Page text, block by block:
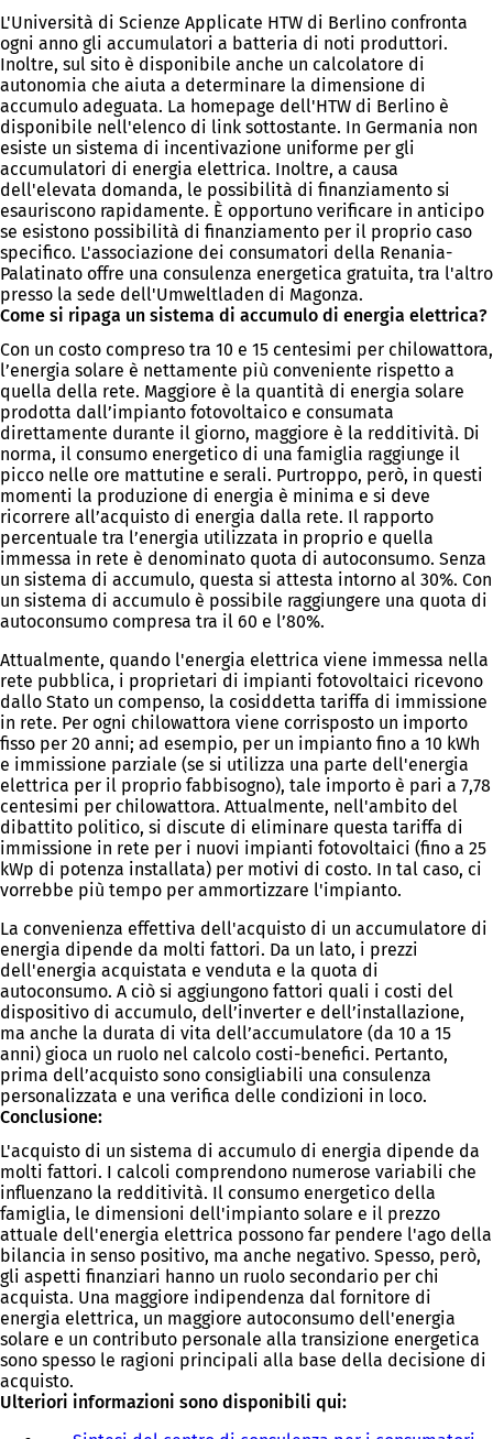
L'Università di Scienze Applicate HTW di Berlino confronta
ogni anno gli accumulatori a batteria di noti produttori.
Inoltre, sul sito è disponibile anche un calcolatore di
autonomia che aiuta a determinare la dimensione di
accumulo adeguata. La homepage dell'HTW di Berlino è
disponibile nell'elenco di link sottostante. In Germania non
esiste un sistema di incentivazione uniforme per gli
accumulatori di energia elettrica. Inoltre, a causa
dell'elevata domanda, le possibilità di finanziamento si
esauriscono rapidamente. È opportuno verificare in anticipo
se esistono possibilità di finanziamento per il proprio caso
specifico. L'associazione dei consumatori della Renania-
Palatinato offre una consulenza energetica gratuita, tra l'altro
presso la sede dell'Umweltladen di Magonza.
Come si ripaga un sistema di accumulo di energia elettrica?
Con un costo compreso tra 10 e 15 centesimi per chilowattora,
l’energia solare è nettamente più conveniente rispetto a
quella della rete. Maggiore è la quantità di energia solare
prodotta dall’impianto fotovoltaico e consumata
direttamente durante il giorno, maggiore è la redditività. Di
norma, il consumo energetico di una famiglia raggiunge il
picco nelle ore mattutine e serali. Purtroppo, però, in questi
momenti la produzione di energia è minima e si deve
ricorrere all’acquisto di energia dalla rete. Il rapporto
percentuale tra l’energia utilizzata in proprio e quella
immessa in rete è denominato quota di autoconsumo. Senza
un sistema di accumulo, questa si attesta intorno al 30%. Con
un sistema di accumulo è possibile raggiungere una quota di
autoconsumo compresa tra il 60 e l’80%.
Attualmente, quando l'energia elettrica viene immessa nella
rete pubblica, i proprietari di impianti fotovoltaici ricevono
dallo Stato un compenso, la cosiddetta tariffa di immissione
in rete. Per ogni chilowattora viene corrisposto un importo
fisso per 20 anni; ad esempio, per un impianto fino a 10 kWh
e immissione parziale (se si utilizza una parte dell'energia
elettrica per il proprio fabbisogno), tale importo è pari a 7,78
centesimi per chilowattora. Attualmente, nell'ambito del
dibattito politico, si discute di eliminare questa tariffa di
immissione in rete per i nuovi impianti fotovoltaici (fino a 25
kWp di potenza installata) per motivi di costo. In tal caso, ci
vorrebbe più tempo per ammortizzare l'impianto.
La convenienza effettiva dell'acquisto di un accumulatore di
energia dipende da molti fattori. Da un lato, i prezzi
dell'energia acquistata e venduta e la quota di
autoconsumo. A ciò si aggiungono fattori quali i costi del
dispositivo di accumulo, dell’inverter e dell’installazione,
ma anche la durata di vita dell’accumulatore (da 10 a 15
anni) gioca un ruolo nel calcolo costi-benefici. Pertanto,
prima dell’acquisto sono consigliabili una consulenza
personalizzata e una verifica delle condizioni in loco.
Conclusione:
L'acquisto di un sistema di accumulo di energia dipende da
molti fattori. I calcoli comprendono numerose variabili che
influenzano la redditività. Il consumo energetico della
famiglia, le dimensioni dell'impianto solare e il prezzo
attuale dell'energia elettrica possono far pendere l'ago della
bilancia in senso positivo, ma anche negativo. Spesso, però,
gli aspetti finanziari hanno un ruolo secondario per chi
acquista. Una maggiore indipendenza dal fornitore di
energia elettrica, un maggiore autoconsumo dell'energia
solare e un contributo personale alla transizione energetica
sono spesso le ragioni principali alla base della decisione di
acquisto.
Ulteriori informazioni sono disponibili qui: